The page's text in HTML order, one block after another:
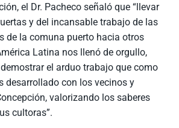
el Dr. Pacheco señaló que “llevar
y del incansable trabajo de las
de la comuna puerto hacia otros
Latina nos llenó de orgullo,
el arduo trabajo que como
desarrollado con los vecinos y
valorizando los saberes
cultoras”.